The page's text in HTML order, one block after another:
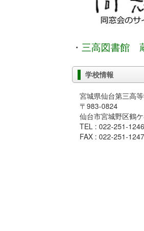
・ 三高図書館
学校情報
宮城県仙台第三高
〒983-0824
仙台市宮城野区鶴
TEL : 022-251-1246
FAX : 022-251-1247